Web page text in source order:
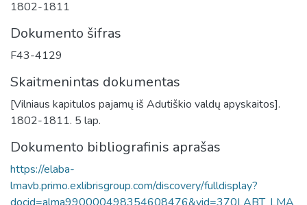
1802-1811
Dokumento šifras
F43-4129
Skaitmenintas dokumentas
[Vilniaus kapitulos pajamų iš Adutiškio valdų apyskaitos].
1802-1811. 5 lap.
Dokumento bibliografinis aprašas
https://elaba-
lmavb.primo.exlibrisgroup.com/discovery/fulldisplay?